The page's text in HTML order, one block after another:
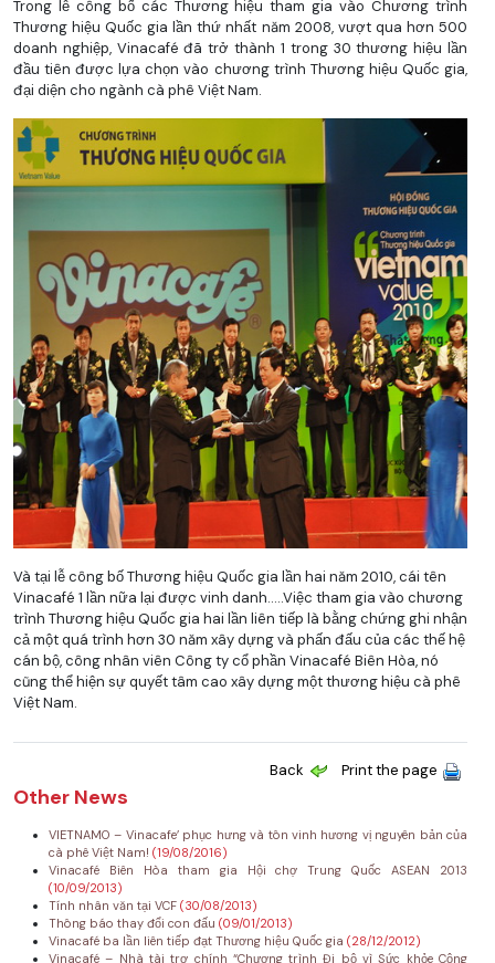
Trong lễ công bố các Thương hiệu tham gia vào Chương trình
Thương hiệu Quốc gia lần thứ nhất năm 2008, vượt qua hơn 500
doanh nghiệp, Vinacafé đã trở thành 1 trong 30 thương hiệu lần
đầu tiên được lựa chọn vào chương trình Thương hiệu Quốc gia,
đại diện cho ngành cà phê Việt Nam.
Và tại lễ công bố Thương hiệu Quốc gia lần hai năm 2010, cái tên
Vinacafé 1 lần nữa lại được vinh danh…..Việc tham gia vào chương
trình Thương hiệu Quốc gia hai lần liên tiếp là bằng chứng ghi nhận
cả một quá trình hơn 30 năm xây dựng và phấn đấu của các thế hệ
cán bộ, công nhân viên Công ty cổ phần Vinacafé Biên Hòa, nó
cũng thể hiện sự quyết tâm cao xây dựng một thương hiệu cà phê
Việt Nam.
Back Print the page
Other News
VIETNAMO – Vinacafe’ phục hưng và tôn vinh hương vị nguyên bản của
cà phê Việt Nam! (19/08/2016)
Vinacafé Biên Hòa tham gia Hội chợ Trung Quốc ASEAN 2013
(10/09/2013)
Tính nhân văn tại VCF (30/08/2013)
Thông báo thay đổi con đấu (09/01/2013)
Vinacafé ba lần liên tiếp đạt Thương hiệu Quốc gia (28/12/2012)
Vinacafé – Nhà tài trợ chính “Chương trình Đi bộ vì Sức khỏe Cộng